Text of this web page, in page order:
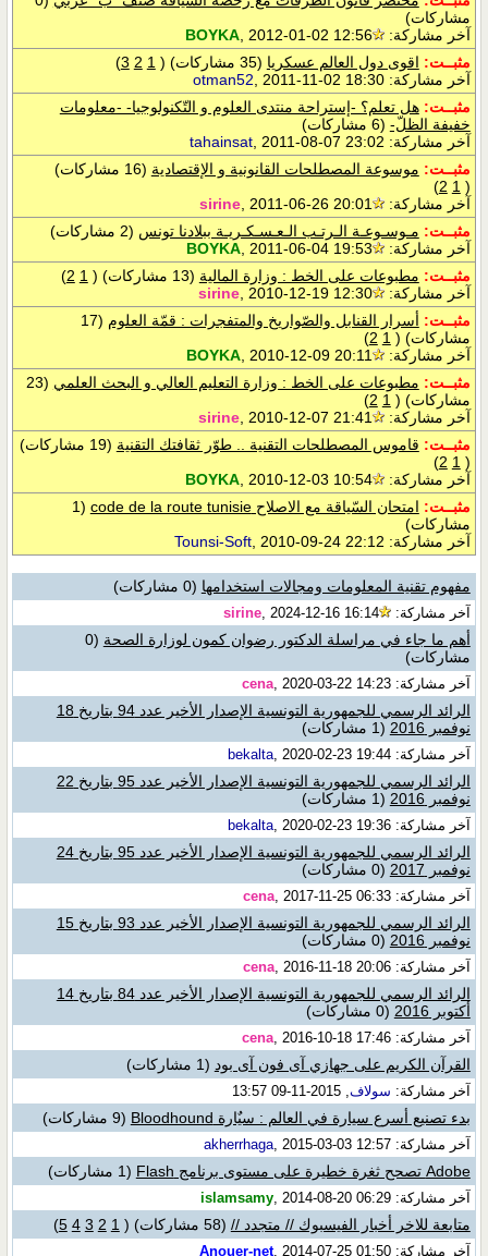
مشاركات)
آخر مشاركة:
BOYKA, 2012-01-02 12:56
مثبــت: اقوى دول العالم عسكريا (35 مشاركات) (
1
2
3
)
آخر مشاركة:
otman52 , 2011-11-02 18:30
مثبــت: هل تعلم؟ -إستراحة منتدى العلوم و التّكنولوجيا- -معلومات
خفيفة الظلّ- (6 مشاركات)
آخر مشاركة:
tahainsat, 2011-08-07 23:02
مثبــت: موسوعة المصطلحات القانونية و الإقتصادية (16 مشاركات)
(
1
2
)
آخر مشاركة:
sirine, 2011-06-26 20:01
مثبــت: مـوسـوعـة الـرتـب الـعـسـكـريـة ببلادنا تونس (2 مشاركات)
آخر مشاركة:
BOYKA, 2011-06-04 19:53
مثبــت: مطبوعات على الخط : وزارة المالية (13 مشاركات) (
1
2
)
آخر مشاركة:
sirine, 2010-12-19 12:30
مثبــت: أسرار القنابل والصّواريخ والمتفجرات : قمّة العلوم
(17
مشاركات) (
1
2
)
آخر مشاركة:
BOYKA, 2010-12-09 20:11
مثبــت: مطبوعات على الخط : وزارة التعليم العالي و البحث العلمي
(23
مشاركات) (
1
2
)
آخر مشاركة:
sirine, 2010-12-07 21:41
مثبــت: قاموس المصطلحات التقنية .. طوّر ثقافتك التقنية (19 مشاركات)
(
1
2
)
آخر مشاركة:
BOYKA, 2010-12-03 10:54
مثبــت: امتحان السّياقة مع الاصلاح code de la route tunisie
(1
مشاركات)
آخر مشاركة:
Tounsi-Soft, 2010-09-24 22:12
مفهوم تقنية المعلومات ومجالات استخدامها (0 مشاركات)
آخر مشاركة: sirine, 2024-12-16 16:14
أهم ما جاء في مراسلة الدكتور رضوان كمون لوزارة الصحة
(0
مشاركات)
آخر مشاركة: cena, 2020-03-22 14:23
الرائد الرسمي للجمهورية التونسية الإصدار الأخير عدد 94 بتاريخ 18
نوفمبر 2016
(1 مشاركات)
آخر مشاركة: bekalta, 2020-02-23 19:44
الرائد الرسمي للجمهورية التونسية الإصدار الأخير عدد 95 بتاريخ 22
نوفمبر 2016
(1 مشاركات)
آخر مشاركة: bekalta, 2020-02-23 19:36
الرائد الرسمي للجمهورية التونسية الإصدار الأخير عدد 95 بتاريخ 24
نوفمبر 2017
(0 مشاركات)
آخر مشاركة: cena, 2017-11-25 06:33
الرائد الرسمي للجمهورية التونسية الإصدار الأخير عدد 93 بتاريخ 15
نوفمبر 2016
(0 مشاركات)
آخر مشاركة: cena, 2016-11-18 20:06
الرائد الرسمي للجمهورية التونسية الإصدار الأخير عدد 84 بتاريخ 14
أكتوبر 2016
(0 مشاركات)
آخر مشاركة: cena, 2016-10-18 17:46
القرآن الكريم على جهازي آى فون آى بود (1 مشاركات)
آخر مشاركة: سولاف, 2015-11-09 13:57
بدء تصنيع أسرع سيارة في العالم : سيٌارة Bloodhound (9 مشاركات)
آخر مشاركة: akherrhaga, 2015-03-03 12:57
Adobe تصحح ثغرة خطيرة على مستوى برنامج Flash (1 مشاركات)
آخر مشاركة: islamsamy, 2014-08-20 06:29
متابعة للاخر أخبار الفيسبوك // متجدد // (58 مشاركات) (
1
2
3
4
5
)
آخر مشاركة: Anouer-net, 2014-07-25 01:50